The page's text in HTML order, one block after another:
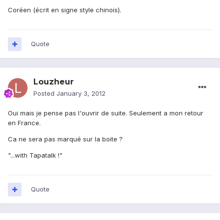
Coréen (écrit en signe style chinois).
Quote
Louzheur
Posted January 3, 2012
Oui mais je pense pas l'ouvrir de suite. Seulement a mon retour
en France.
Ca ne sera pas marqué sur la boite ?
"...with Tapatalk !"
Quote